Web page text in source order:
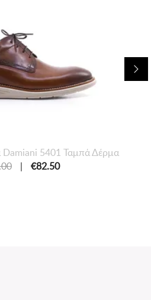
Damiani 5401 Ταμπά Δέρμα
| €82.50